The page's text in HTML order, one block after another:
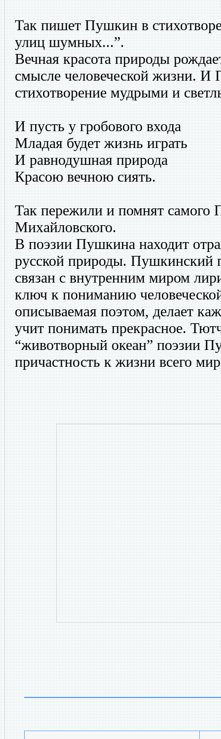
Так пишет Пушкин в
улиц шумных...”.
Вечная красота природы
смысле человеческой жизни. И
стихотворение мудрыми и
И пусть у гробового входа
Младая будет жизнь играть
И равнодушная природа
Красою вечною сиять.
Так пережили и помнят самого
Михайловского.
В поэзии Пушкина находит
русской природы. Пушкинский
связан с внутренним миром
ключ к пониманию
описываемая поэтом, делает
учит понимать прекрасное.
“животворный океан” поэзии
причастность к жизни всего